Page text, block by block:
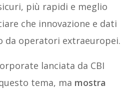
più rapidi e meglio
che innovazione e dati
da operatori extraeuropei.
lanciata da CBI
tema, ma mostra